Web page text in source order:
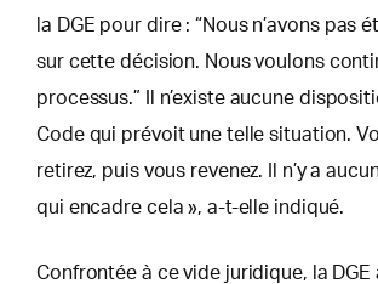
la DGE pour dire : “Nous n’avons pas
sur cette décision. Nous voulons
processus.” Il n’existe aucune
Code qui prévoit une telle situation.
retirez, puis vous revenez. Il n’y a
qui encadre cela », a-t-elle indiqué.
Confrontée à ce vide juridique, la